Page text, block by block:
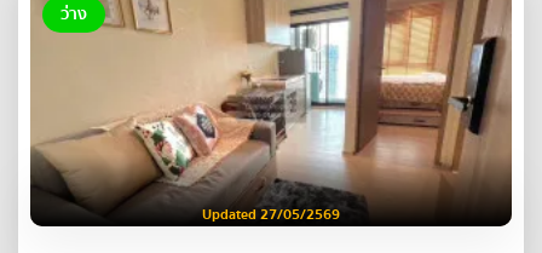
ว่าง
Updated 27/05/2569